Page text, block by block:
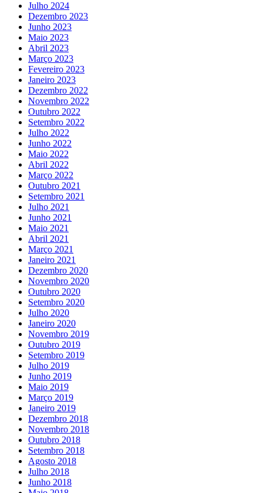
Julho 2024
Dezembro 2023
Junho 2023
Maio 2023
Abril 2023
Março 2023
Fevereiro 2023
Janeiro 2023
Dezembro 2022
Novembro 2022
Outubro 2022
Setembro 2022
Julho 2022
Junho 2022
Maio 2022
Abril 2022
Março 2022
Outubro 2021
Setembro 2021
Julho 2021
Junho 2021
Maio 2021
Abril 2021
Março 2021
Janeiro 2021
Dezembro 2020
Novembro 2020
Outubro 2020
Setembro 2020
Julho 2020
Janeiro 2020
Novembro 2019
Outubro 2019
Setembro 2019
Julho 2019
Junho 2019
Maio 2019
Março 2019
Janeiro 2019
Dezembro 2018
Novembro 2018
Outubro 2018
Setembro 2018
Agosto 2018
Julho 2018
Junho 2018